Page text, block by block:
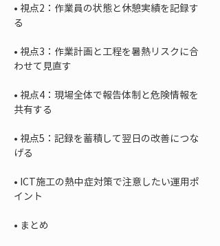
• 視点2：作業員の状態と休憩実績を記録す
• 視点3：作業計画と工程を暑熱リスクに合
• 視点4：現場全体で報告体制と危険情報を
• 視点5：記録を蓄積して翌日の改善につな
• ICT施工の熱中症対策で注意したい運用ポ
• まとめ